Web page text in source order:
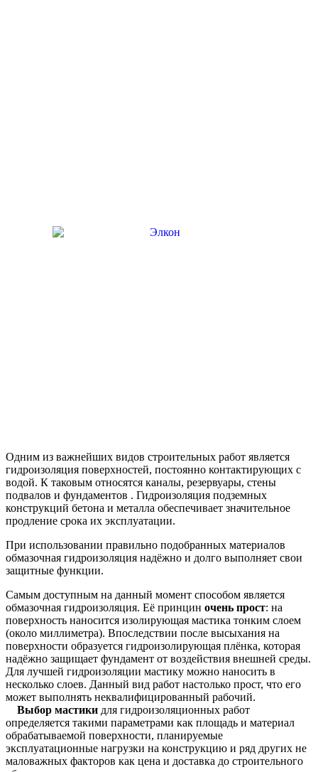
Одним из важнейших видов строительных работ является
гидроизоляция поверхностей, постоянно контактирующих с
водой. К таковым относятся каналы, резервуары, стены
подвалов и фундаментов . Гидроизоляция подземных
конструкций бетона и металла обеспечивает значительное
продление срока их эксплуатации.
При использовании правильно подобранных материалов
обмазочная гидроизоляция надёжно и долго выполняет свои
защитные функции.
Самым доступным на данный момент способом является
обмазочная гидроизоляция. Её принцин очень прост: на
поверхность наносится изолирующая мастика тонким слоем
(около миллиметра). Впоследствии после высыхания на
поверхности образуется гидроизолирующая плёнка, которая
надёжно защищает фундамент от воздействия внешней среды.
Для лучшей гидроизоляции мастику можно наносить в
несколько слоев. Данный вид работ настолько прост, что его
может выполнять неквалифицированный рабочий.
Выбор мастики для гидроизоляционных работ
определяется такими параметрами как площадь и материал
обрабатываемой поверхности, планируемые
эксплуатационные нагрузки на конструкцию и ряд других не
маловажных факторов как цена и доставка до строительного